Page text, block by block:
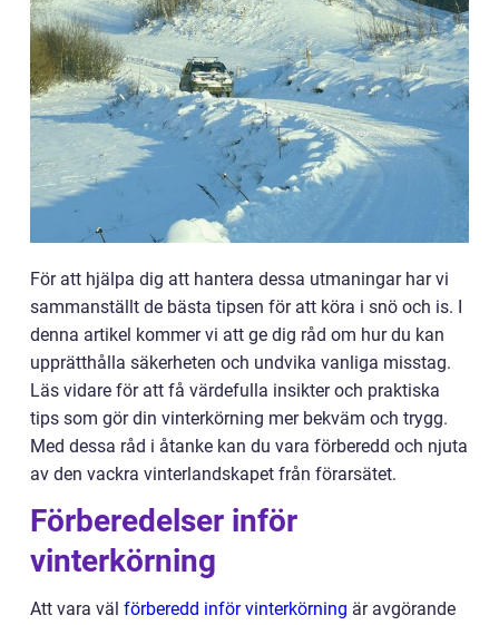
För att hjälpa dig att hantera dessa utmaningar har vi
sammanställt de bästa tipsen för att köra i snö och is. I
denna artikel kommer vi att ge dig råd om hur du kan
upprätthålla säkerheten och undvika vanliga misstag.
Läs vidare för att få värdefulla insikter och praktiska
tips som gör din vinterkörning mer bekväm och trygg.
Med dessa råd i åtanke kan du vara förberedd och njuta
av den vackra vinterlandskapet från förarsätet.
Förberedelser inför
vinterkörning
Att vara väl förberedd inför vinterkörning är avgörande